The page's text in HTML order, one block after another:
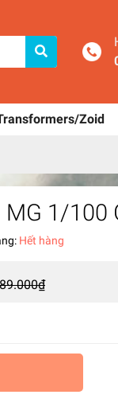
Zoid
1/
Hết hàng